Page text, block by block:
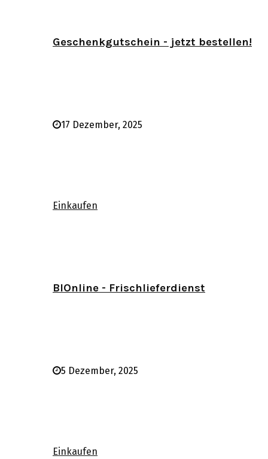
Geschenkgutschein - jetzt bestellen!
17 Dezember, 2025
Einkaufen
BIOnline - Frischlieferdienst
5 Dezember, 2025
Einkaufen